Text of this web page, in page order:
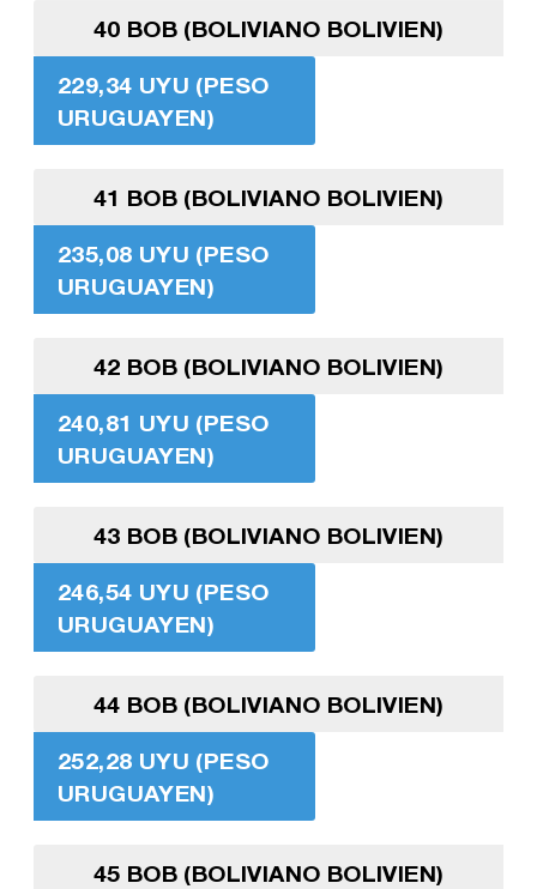
40 BOB (BOLIVIANO BOLIVIEN)
229,34 UYU (PESO
URUGUAYEN)
41 BOB (BOLIVIANO BOLIVIEN)
235,08 UYU (PESO
URUGUAYEN)
42 BOB (BOLIVIANO BOLIVIEN)
240,81 UYU (PESO
URUGUAYEN)
43 BOB (BOLIVIANO BOLIVIEN)
246,54 UYU (PESO
URUGUAYEN)
44 BOB (BOLIVIANO BOLIVIEN)
252,28 UYU (PESO
URUGUAYEN)
45 BOB (BOLIVIANO BOLIVIEN)